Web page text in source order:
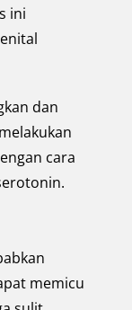
ini
dan
cara
memicu